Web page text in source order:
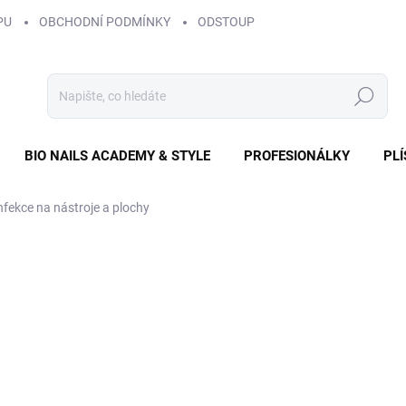
OBCHODNÍ PODMÍNKY ODSTOUPENÍ OD SMLOUVY
Hledat
BIO NAILS ACADEMY & STYLE PROFESIONÁLKY
na nástroje a plochy